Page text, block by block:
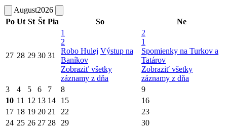
August2026
Po Ut St Št Pia So Ne
27 28 29 30 31
1
2
Robo Hulej Výstup na
Baníkov
Zobraziť všetky
záznamy z dňa
2
1
Spomienky na Turkov a
Tatárov
Zobraziť všetky
záznamy z dňa
3
4 5 6 7 8
9
10 11 12 13 14 15
16
17 18 19 20 21 22
23
24 25 26 27 28 29
30